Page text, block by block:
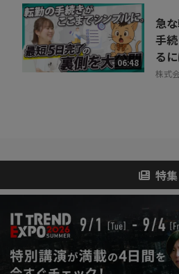
06:48
急
手
る
株式
特集